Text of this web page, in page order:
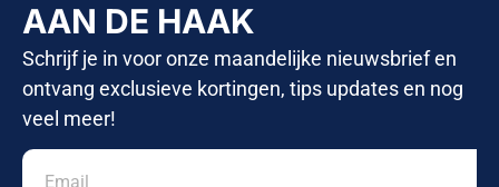
AAN DE HAAK
Schrijf je in voor onze maandelijke nieuwsbrief en
ontvang exclusieve kortingen, tips updates en nog
veel meer!